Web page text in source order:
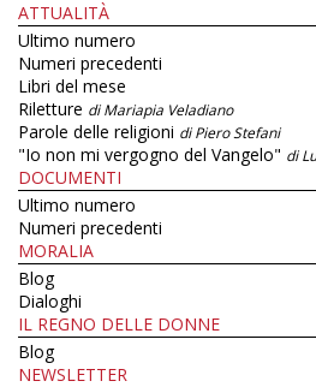
ATTUALITÀ
Ultimo numero
Numeri precedenti
Libri del mese
Riletture di Mariapia Veladiano
Parole delle religioni di Piero Stefani
"Io non mi vergogno del Vangelo" di
DOCUMENTI
Ultimo numero
Numeri precedenti
MORALIA
Blog
Dialoghi
IL REGNO DELLE DONNE
Blog
NEWSLETTER